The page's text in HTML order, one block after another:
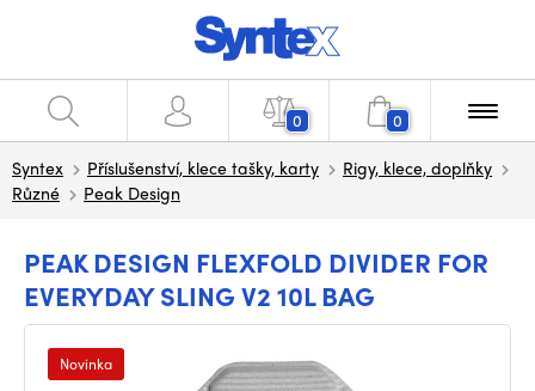
0 0
Syntex Příslušenství, klece tašky, karty
Rigy, klece, doplňky
Různé
Peak Design
PEAK DESIGN FLEXFOLD DIVIDER FOR
EVERYDAY SLING V2 10L BAG
Novinka